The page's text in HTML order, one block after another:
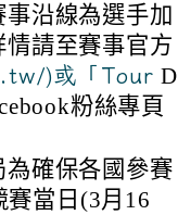
沿線為選手加
請至賽事官方
)或「Tour D
粉絲專頁
確保各國參賽
當日(3月16